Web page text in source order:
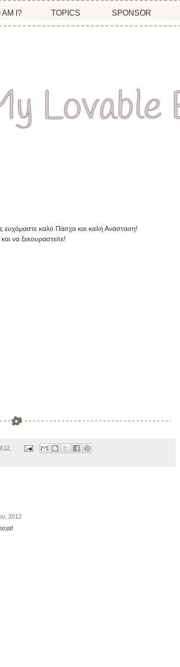
AM I? TOPICS SPONSOR
ευχόμαστε καλό Πάσχα και καλή Ανάσταση!
να ξεκουραστείτε!
2012